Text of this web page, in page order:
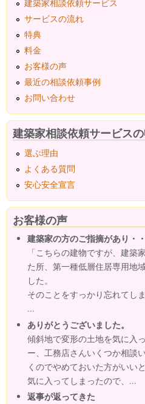
建築家相談依頼サービス
サービスの流れ
特典
料金
お客様の声
最近の相談依頼事例
お問い合わせ
建築家相談依頼サービス
選ぶ理由
よくある質問
安心安全宣言
お客様の声
建築家の方のご指摘があり・
「こちらの建物ですが、建築
た所、第一種低層住居専用地
した。
そのことをすっかり忘れてし
...
ありがとうございました。
傾斜地で変形の土地を気に入
ー、工務店さんいくつか相談
くのでやめておいた方がいい
気に入ってしまったので、...
返事が返ってきた